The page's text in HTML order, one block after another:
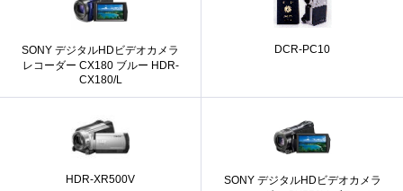
SONY デジタルHDビデオカメラ
レコーダー CX180 ブルー HDR-
CX180/L
DCR-PC10
HDR-XR500V
SONY デジタルHDビデオカメラ